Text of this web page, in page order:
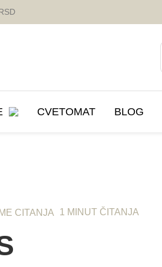
Dekoracije
CVETOMAT BLOG
1 MINUT ČITANJA